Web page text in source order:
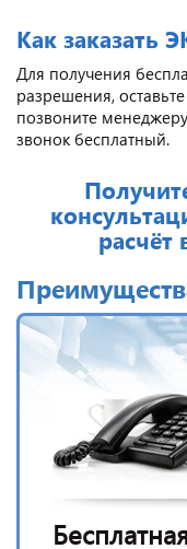
Как заказать
Для получения
разрешения,
позвоните
звонок бесплатный.